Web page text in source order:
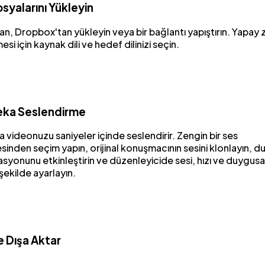
Yükleyin
Dropbox'tan yükleyin veya bir bağlantı yapıştırın. Yapay
için kaynak dili ve hedef dilinizi seçin.
Seslendirme
videonuzu saniyeler içinde seslendirir. Zengin bir ses
seçim yapın, orijinal konuşmacının sesini klonlayın,
etkinleştirin ve düzenleyicide sesi, hızı ve duygusal
ayarlayın.
Dışa Aktar